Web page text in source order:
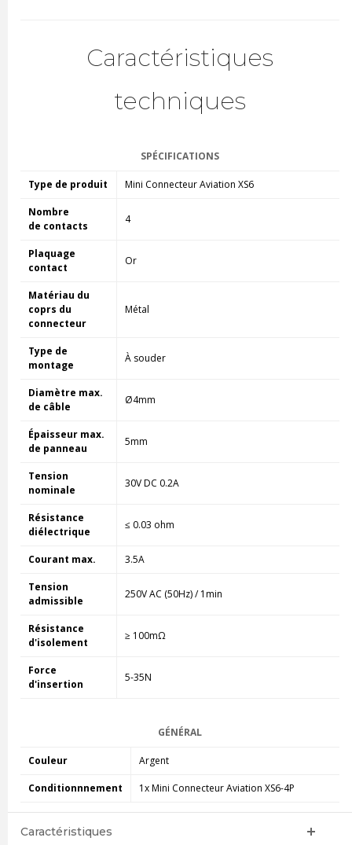
Caractéristiques
techniques
SPÉCIFICATIONS
Type de produit Mini Connecteur Aviation XS6
Nombre
de contacts
4
Plaquage
contact
Or
Matériau du
coprs du
connecteur
Métal
Type de
montage
À souder
Diamètre max.
de câble
Ø4mm
Épaisseur max.
de panneau
5mm
Tension
nominale
30V DC 0.2A
Résistance
diélectrique
≤ 0.03 ohm
Courant max. 3.5A
Tension
admissible
250V AC (50Hz) / 1min
Résistance
d'isolement
≥ 100mΩ
Force
d'insertion
5-35N
GÉNÉRAL
Couleur Argent
Conditionnnement 1x Mini Connecteur Aviation XS6-4P
Caractéristiques